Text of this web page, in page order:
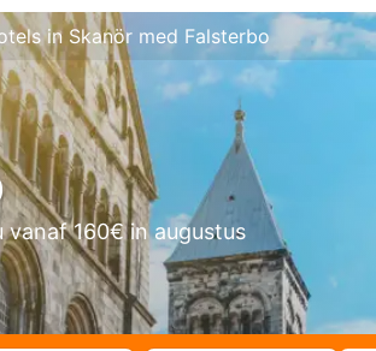
vanaf 160€ in augustus
in Skanör med Falsterbo